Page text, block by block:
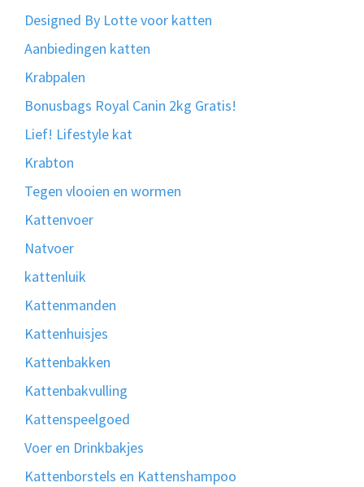
Designed By Lotte voor katten
Aanbiedingen katten
Krabpalen
Bonusbags Royal Canin 2kg Gratis!
Lief! Lifestyle kat
Krabton
Tegen vlooien en wormen
Kattenvoer
Natvoer
kattenluik
Kattenmanden
Kattenhuisjes
Kattenbakken
Kattenbakvulling
Kattenspeelgoed
Voer en Drinkbakjes
Kattenborstels en Kattenshampoo